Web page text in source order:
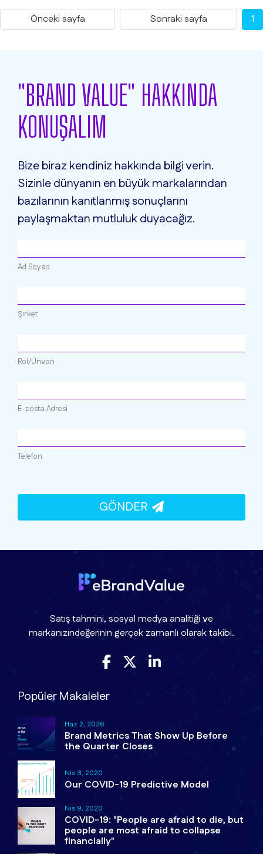
Önceki sayfa Sonraki sayfa 1
"BRAND VALUE" HAKKINDA
KONUŞALIM
Bize biraz kendiniz hakkında bilgi verin.
Sizinle dünyanın en büyük markalarından
bazılarının kanıtlanmış sonuçlarını
paylaşmaktan mutluluk duyacağız.
Ad Soyad
Şirket
Rol/Ünvan
E-posta Adresi
Telefon
GÖNDER
Satış tahmini, sosyal medya analitiği ve
markanızındeğerinin gerçek zamanlı olarak takibi.
Popüler Makaleler
Haz 2, 2026
Brand Metrics That Show Up Before
the Quarter Closes
Nis 3, 2020
Our COVID-19 Predictive Model
Nis 9, 2020
COVID-19: "People are afraid to die, but
people are most afraid to collapse
financially"